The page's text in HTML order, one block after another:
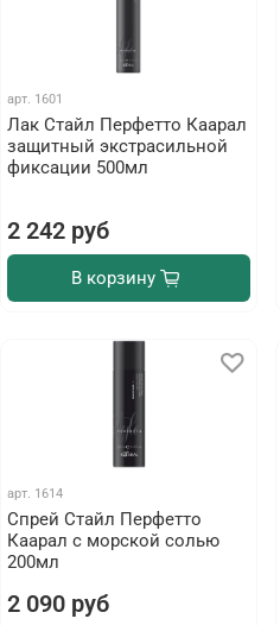
арт. 1601
Лак Стайл Перфетто Каарал
защитный экстрасильной
фиксации 500мл
2 242 руб
В корзину
арт. 1614
Спрей Стайл Перфетто
Каарал с морской солью
200мл
2 090 руб